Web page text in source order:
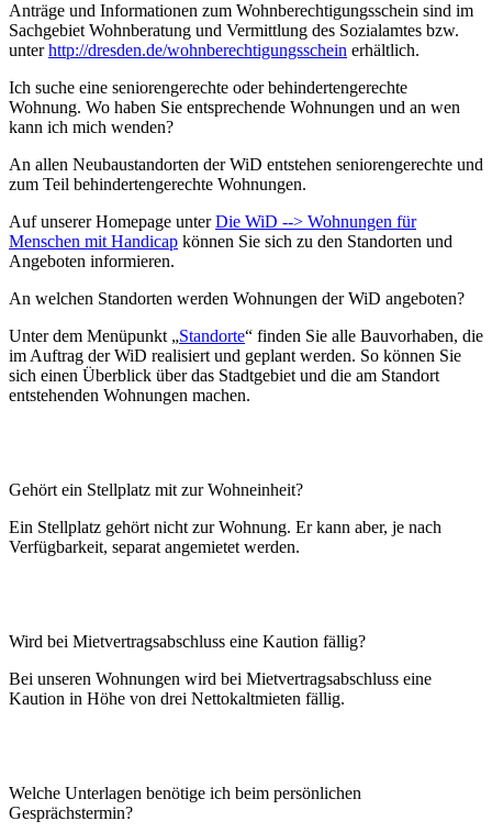
Anträge und Informationen zum Wohnberechtigungsschein sind im
Sachgebiet Wohnberatung und Vermittlung des Sozialamtes bzw.
unterhttp://dresden.de/wohnberechtigungsschein erhältlich.
Ich suche eine seniorengerechte oder behindertengerechte
Wohnung. Wo haben Sie entsprechende Wohnungen und an wen
kann ich mich wenden?
An allen Neubaustandorten der WiD entstehen seniorengerechte und
zum Teil behindertengerechte Wohnungen.
Auf unserer Homepage unterDie WiD --> Wohnungen für
Menschen mit Handicap können Sie sich zu den Standorten und
Angeboten informieren.
An welchen Standorten werden Wohnungen der WiD angeboten?
Unter dem Menüpunkt „Standorte“ finden Sie alle Bauvorhaben, die
im Auftrag der WiD realisiert und geplant werden. So können Sie
sich einen Überblick über das Stadtgebiet und die am Standort
entstehenden Wohnungen machen.
Gehört ein Stellplatz mit zur Wohneinheit?
Ein Stellplatz gehört nicht zur Wohnung. Er kann aber, je nach
Verfügbarkeit, separat angemietet werden.
Wird bei Mietvertragsabschluss eine Kaution fällig?
Bei unseren Wohnungen wird bei Mietvertragsabschluss eine
Kaution in Höhe von drei Nettokaltmieten fällig.
Welche Unterlagen benötige ich beim persönlichen
Gesprächstermin?